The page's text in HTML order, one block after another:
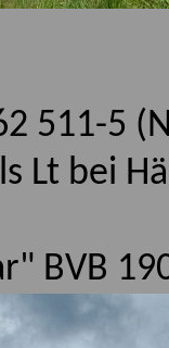
511-5
Lt bei
BVB